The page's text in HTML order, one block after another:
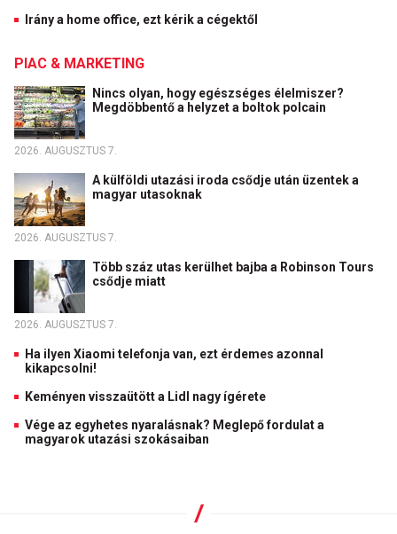
Irány a home office, ezt kérik a cégektől
PIAC & MARKETING
Nincs olyan, hogy egészséges élelmiszer?
Megdöbbentő a helyzet a boltok polcain
2026. AUGUSZTUS 7.
A külföldi utazási iroda csődje után üzentek a
magyar utasoknak
2026. AUGUSZTUS 7.
Több száz utas kerülhet bajba a Robinson Tours
csődje miatt
2026. AUGUSZTUS 7.
Ha ilyen Xiaomi telefonja van, ezt érdemes azonnal
kikapcsolni!
Keményen visszaütött a Lidl nagy ígérete
Vége az egyhetes nyaralásnak? Meglepő fordulat a
magyarok utazási szokásaiban